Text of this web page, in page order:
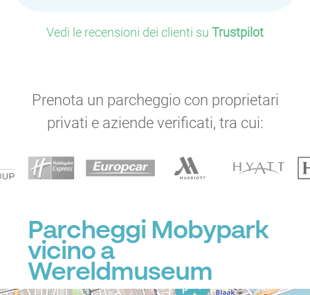
Vedi le recensioni dei clienti su Trustpilot
Prenota un parcheggio con proprietari
privati e aziende verificati, tra cui:
Parcheggi Mobypark
vicino a
Wereldmuseum
P
P
P
P
P
P
P